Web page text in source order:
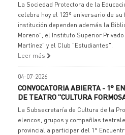
La Sociedad Protectora de la
celebra hoy el 123º aniversario de
institución dependen además la
Moreno", el Instituto Superior
Martínez" y el Club "Estudiantes".
Leer más
04-07-2026
CONVOCATORIA ABIERTA - 1°
DE TEATRO "CULTURA
La Subsecretaría de Cultura de la
elencos, grupos y compañías
provincial a participar del 1°